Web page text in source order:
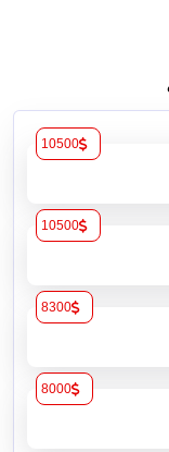
10500
10500
8300
8000